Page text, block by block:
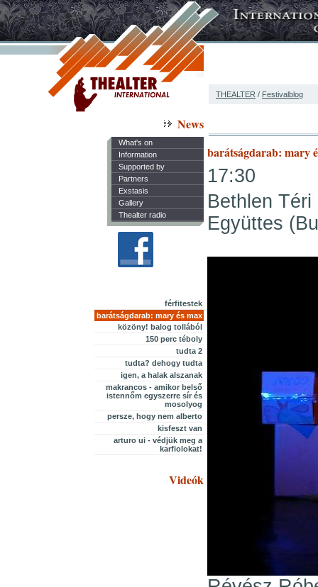
THEALTER / Festivalblog
News
What's on
Information
Supported by
Partners
Exstasis
Gallery
Thealter radio
férfitestek
barátságdarab: mary és max
közöny! balog tollából
150 perc téboly
tudta 2
tudta? dehogy tudta
igen, a halak alszanak
makrancos - amikor belső
istennőm egyszerre sír és
mosolyog
persze, hogy nem alberto
kisfeszt van
arturo ui - védjük meg a
karfiolokat!
Videók
barátságdarab: mary
17:30
Bethlen
Együttes